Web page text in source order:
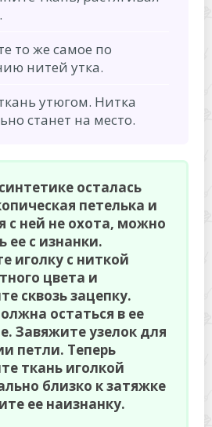
то же самое по
нитей утка.
утюгом. Нитка
станет на место.
осталась
петелька и
с ней не охота, можно
ее с изнанки.
иголку с ниткой
цвета и
сквозь зацепку.
остаться в ее
Завяжите узелок для
петли. Теперь
ткань иголкой
близко к затяжке
ее наизнанку.